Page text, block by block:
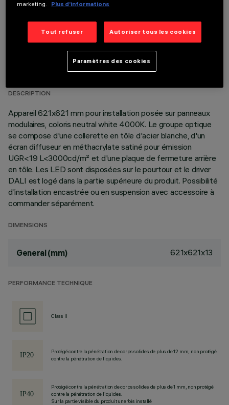
DONNÉES TECHNIQUES
DESCRIPTION
Appareil 621x621 mm pour installation posée sur panneaux
modulaires, coloris neutral white 4000K. Le groupe optique
se compose d'une collerette en tôle d'acier blanche, d'un
écran diffuseur en méthacrylate satiné pour émission
UGR<19 L<3000cd/m² et d'une plaque de fermeture arrière
en tôle. Les LED sont disposées sur le pourtour et le driver
DALI est logé dans la partie supérieure du produit. Possibilité
d'installation encastrée ou en suspension avec accessoire à
commander séparément.
DIMENSIONS
General (mm) 621x621x13
PERFORMANCE TECHNIQUE
Class II
Protégé contre la pénétration de corps solides de plus de 12 mm, non protégé
contre la pénétration de liquides.
Protégé contre la pénétration de corps solides de plus de 1 mm, non protégé
contre la pénétration de liquides.
Sur la partie visible du produit une fois installé
marketing.
Plus d’informations
Tout refuser Autoriser tous les cookies
Paramètres des cookies